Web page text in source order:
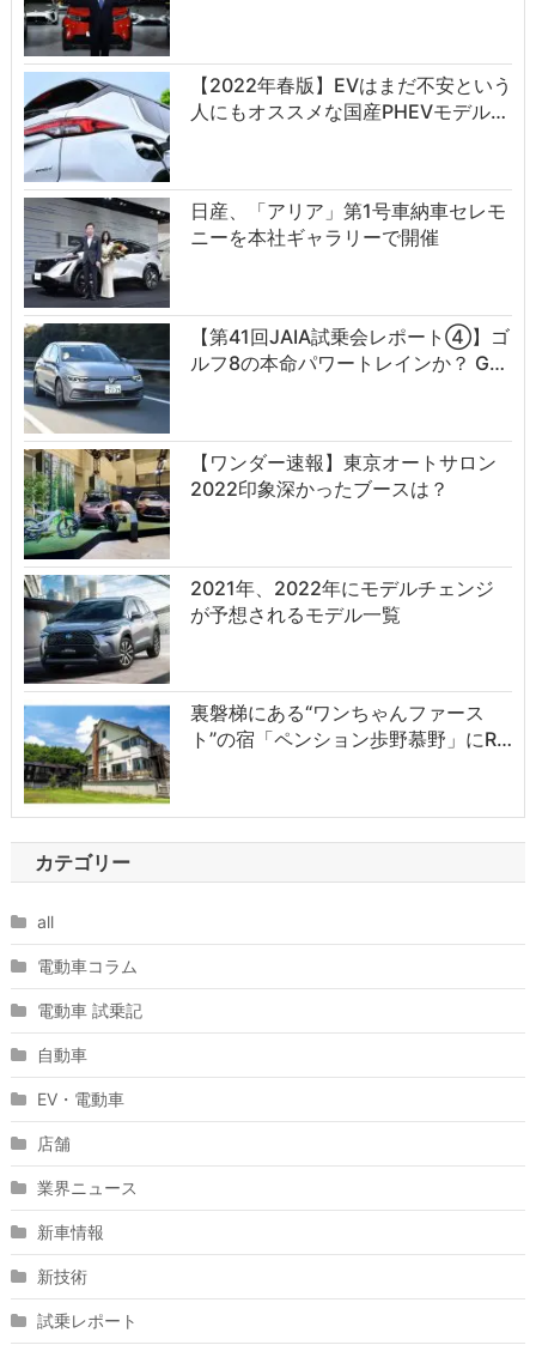
【2022年春版】EVはまだ不安という
人にもオススメな国産PHEVモデル…
日産、「アリア」第1号車納車セレモ
ニーを本社ギャラリーで開催
【第41回JAIA試乗会レポート④】ゴ
ルフ8の本命パワートレインか？ G…
【ワンダー速報】東京オートサロン
2022印象深かったブースは？
2021年、2022年にモデルチェンジ
が予想されるモデル一覧
裏磐梯にある“ワンちゃんファース
ト”の宿「ペンション歩野慕野」にR…
カテゴリー
all
電動車コラム
電動車 試乗記
自動車
EV・電動車
店舗
業界ニュース
新車情報
新技術
試乗レポート